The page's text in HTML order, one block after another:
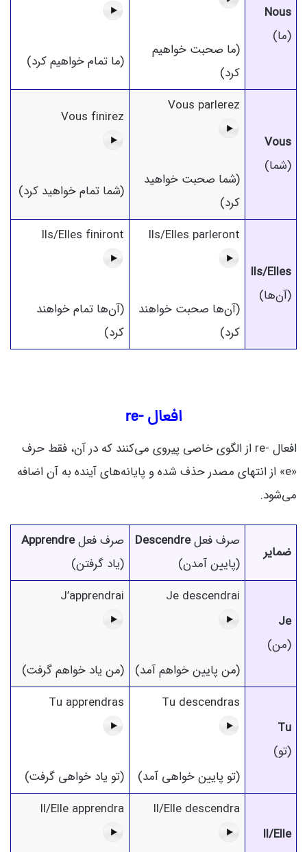
Nous
(ما)
(ما صحبت خواهیم
کرد)
(ما تمام خواهیم کرد)
Vous
(شما)
Vous parlerez
(شما صحبت خواهید
کرد)
Vous finirez
(شما تمام خواهید کرد)
Ils/Elles
(آن‌ها)
Ils/Elles parleront
(آن‌ها صحبت خواهند
کرد)
Ils/Elles finiront
(آن‌ها تمام خواهند
کرد)
افعال -re
افعال -re از الگوی خاصی پیروی می‌کنند که در آن، فقط حرف
«e» از انتهای مصدر حذف شده و پایانه‌های آینده به آن اضافه
می‌شود.
ضمایر
صرف فعلDescendre
(پایین آمدن)
صرف فعلApprendre
(یاد گرفتن)
Je
(من)
Je descendrai
(من پایین خواهم آمد)
J’apprendrai
(من یاد خواهم گرفت)
Tu
(تو)
Tu descendras
(تو پایین خواهی آمد)
Tu apprendras
(تو یاد خواهی گرفت)
Il/Elle
Il/Elle descendra
Il/Elle apprendra